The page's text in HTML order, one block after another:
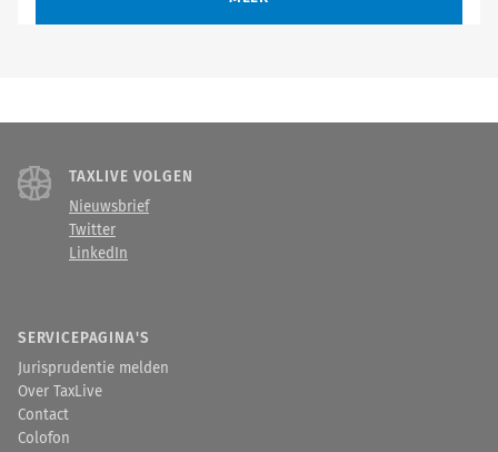
TAXLIVE VOLGEN
Nieuwsbrief
Twitter
LinkedIn
SERVICEPAGINA'S
Jurisprudentie melden
Over TaxLive
Contact
Colofon